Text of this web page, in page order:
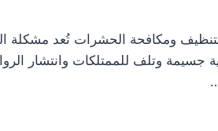
ومكافحة الحشرات تُعد مشكلة
جسيمة وتلف للممتلكات وانتشار